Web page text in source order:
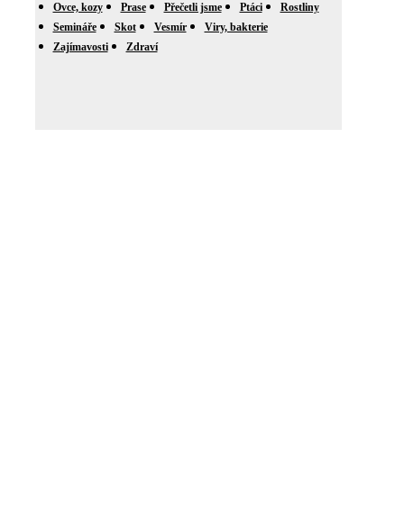
Ovce, kozy
Prase Přečetli jsme Ptáci
Rostliny
Semináře
Skot Vesmír
Viry, bakterie
Zajímavosti
Zdraví